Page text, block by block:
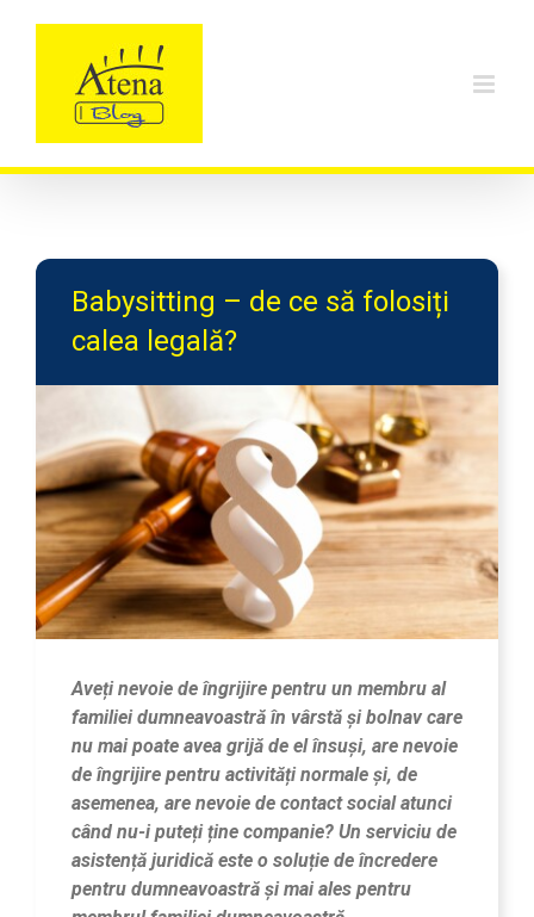
Babysitting – de ce să folosiți
calea legală?
Aveți nevoie de îngrijire pentru un membru al
familiei dumneavoastră în vârstă și bolnav care
nu mai poate avea grijă de el însuși, are nevoie
de îngrijire pentru activități normale și, de
asemenea, are nevoie de contact social atunci
când nu-i puteți ține companie? Un serviciu de
asistență juridică este o soluție de încredere
pentru dumneavoastră și mai ales pentru